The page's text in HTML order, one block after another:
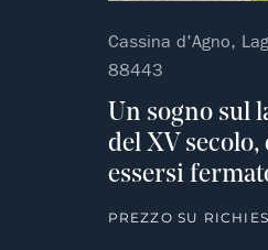
Cassina d'Agno,
88443
Un sogno sul
del XV
essersi
PREZZO SU